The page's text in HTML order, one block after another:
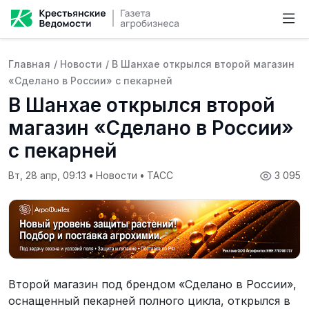
Главная / Новости / В Шанхае открылся второй магазин
«Сделано в России» с пекарней
В Шанхае открылся второй
магазин «Сделано в России»
с пекарней
3 095
Вт, 28 апр, 09:13 • Новости • ТАСС
Второй магазин под брендом «Сделано в России»,
оснащенный пекарней полного цикла, открылся в